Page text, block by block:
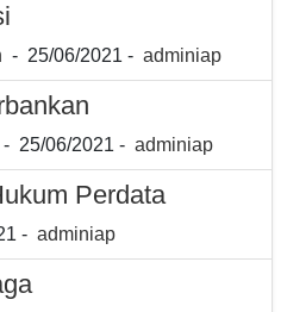
- 25/06/2021 - adminiap
- 25/06/2021 - adminiap
Perdata
- adminiap